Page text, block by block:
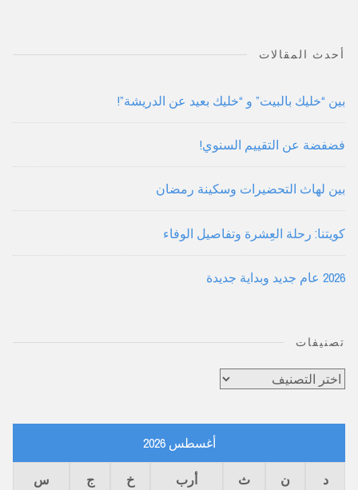
أحدث المقالات
بين “خليك بالبيت” و “خليك بعيد عن الدريشة”!
فضفضة عن التقييم السنوي!
بين لهاث التحضيرات وسكينة رمضان
كويتنا: رحلة العِشرة وتفاصيل الوفاء
2026 عام جديد وبداية جديدة
تصنيفات
تصنيفات
أغسطس 2026
د ن ث أرب خ ج
س